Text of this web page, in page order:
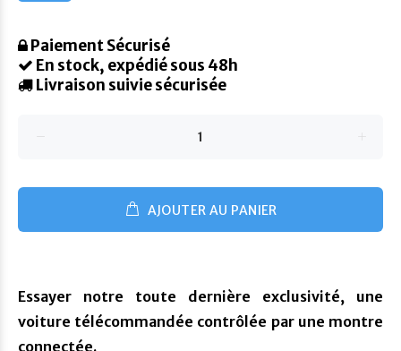
Paiement Sécurisé
En stock, expédié sous 48h
Livraison suivie sécurisée
AJOUTER AU PANIER
Essayer notre toute dernière exclusivité, une
voiture télécommandée contrôlée par une montre
connectée.